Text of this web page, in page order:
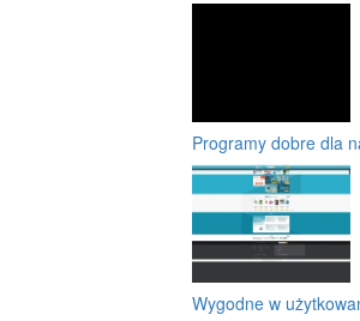
Programy dobre dla
Wygodne w